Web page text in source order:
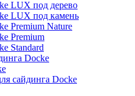
LUX под дерево
LUX под камень
Premium Nature
Premium
Standard
Docke
сайдинга Docke